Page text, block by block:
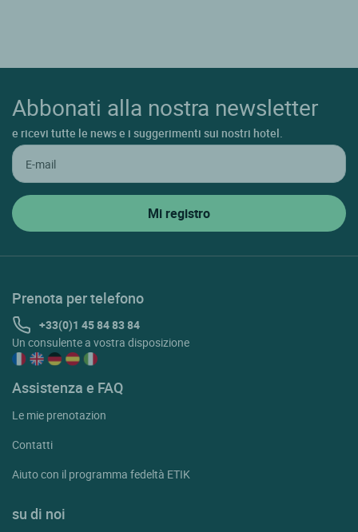
Abbonati alla nostra newsletter
e ricevi tutte le news e i suggerimenti sui nostri hotel.
Prenota per telefono
+33(0)1 45 84 83 84
Un consulente a vostra disposizione
Assistenza e FAQ
Le mie prenotazion
Contatti
Aiuto con il programma fedeltà ETIK
su di noi